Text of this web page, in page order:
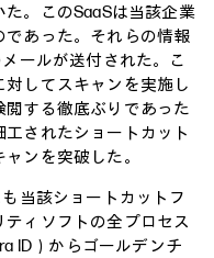
。このSaaSは当該企業
あった。それらの情報
ールが送付された。こ
してスキャンを実施し
する徹底ぶりであった
されたショートカット
ンを突破した。
当該ショートカットフ
ィソフトの全プロセス
ID）からゴールデンチ